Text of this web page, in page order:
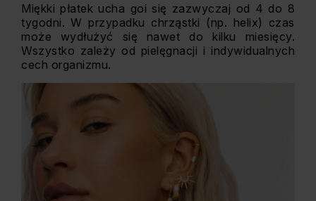
Miękki płatek ucha goi się zazwyczaj od 4 do 8
tygodni. W przypadku chrząstki (np. helix) czas
może wydłużyć się nawet do kilku miesięcy.
Wszystko zależy od pielęgnacji i indywidualnych
cech organizmu.